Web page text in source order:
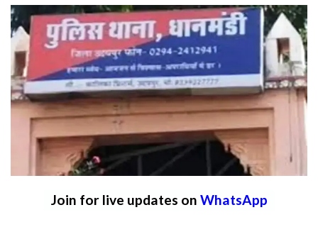
Join for live updates on WhatsApp